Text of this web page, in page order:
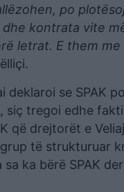
po
kontrata vite
letrat. E them
deklaroi se SPAK
siç tregoi edhe
që drejtorët e
të strukturuar
ka bërë SPAK